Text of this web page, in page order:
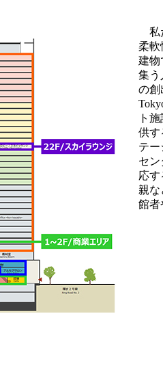
私
柔軟
建物
集う
の創
ト
供す
テー
セ
応す
親
館者